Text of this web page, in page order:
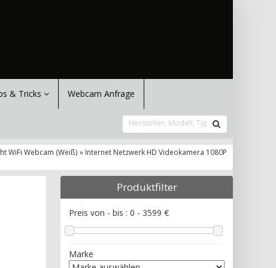
& Tricks Webcam Anfrage
WiFi Webcam (Weiß) » Internet Netzwerk HD Videokamera 1080P
Produktfilter
Preis von - bis : 0 - 3599 €
Marke